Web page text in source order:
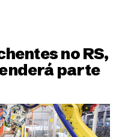
no RS,
parte